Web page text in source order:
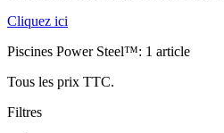
Cliquez ici
Piscines Power Steel™: 1 article
Tous les prix TTC.
Filtres